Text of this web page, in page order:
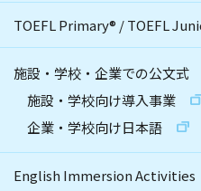
TOEFL Primary® /TOEFL
施設・学校・企業での公文式
施設・学校向け導入事業
企業・学校向け日本語
English Immersion Activities